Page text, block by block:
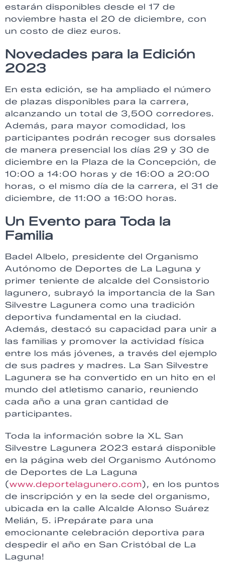
estarán disponibles desde el 17 de
noviembre hasta el 20 de diciembre, con
un costo de diez euros.
Novedades para la Edición
2023
En esta edición, se ha ampliado el número
de plazas disponibles para la carrera,
alcanzando un total de 3,500 corredores.
Además, para mayor comodidad, los
participantes podrán recoger sus dorsales
de manera presencial los días 29 y 30 de
diciembre en la Plaza de la Concepción, de
10:00 a 14:00 horas y de 16:00 a 20:00
horas, o el mismo día de la carrera, el 31 de
diciembre, de 11:00 a 16:00 horas.
Un Evento para Toda la
Familia
Badel Albelo, presidente del Organismo
Autónomo de Deportes de La Laguna y
primer teniente de alcalde del Consistorio
lagunero, subrayó la importancia de la San
Silvestre Lagunera como una tradición
deportiva fundamental en la ciudad.
Además, destacó su capacidad para unir a
las familias y promover la actividad física
entre los más jóvenes, a través del ejemplo
de sus padres y madres. La San Silvestre
Lagunera se ha convertido en un hito en el
mundo del atletismo canario, reuniendo
cada año a una gran cantidad de
participantes.
Toda la información sobre la XL San
Silvestre Lagunera 2023 estará disponible
en la página web del Organismo Autónomo
de Deportes de La Laguna
(www.deportelagunero.com), en los puntos
de inscripción y en la sede del organismo,
ubicada en la calle Alcalde Alonso Suárez
Melián, 5. ¡Prepárate para una
emocionante celebración deportiva para
despedir el año en San Cristóbal de La
Laguna!